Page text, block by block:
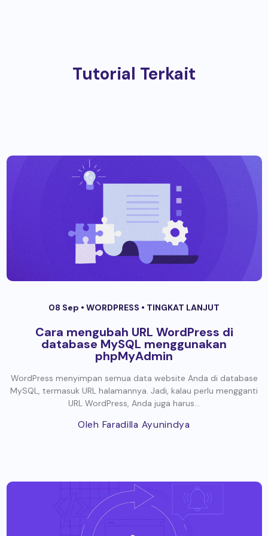
Tutorial Terkait
08 Sep • WORDPRESS • TINGKAT LANJUT
Cara mengubah URL WordPress di
database MySQL menggunakan
phpMyAdmin
WordPress menyimpan semua data website Anda di database
MySQL, termasuk URL halamannya. Jadi, kalau perlu mengganti
URL WordPress, Anda juga harus...
Oleh Faradilla Ayunindya